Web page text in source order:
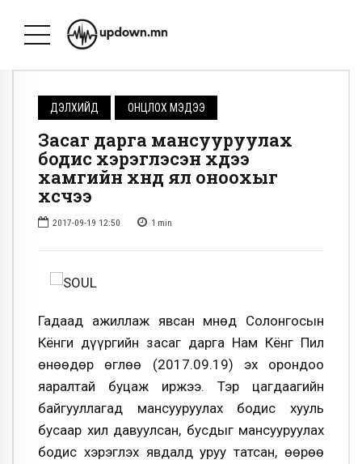
ДЭЛХИЙД ОНЦЛОХ МЭДЭЭ
Засаг дарга мансууруулах
бодис хэрэглэсэн хүүдээ
хамгийн хүнд ял оноохыг
хүсчээ
2017-09-19 12:50 1 min
Гадаад ажиллаж явсан Өмнөд Солонгосын
Кёнги дүүргийн засаг дарга Нам Кёнг Пил
өнөөдөр өглөө (2017.09.19) эх орондоо
яаралтай буцаж иржээ. Тэр цагдаагийн
байгууллагад мансууруулах бодис хууль
бусаар хил давуулсан, бусдыг мансууруулах
бодис хэрэглэх явдалд уруу татсан, өөрөө